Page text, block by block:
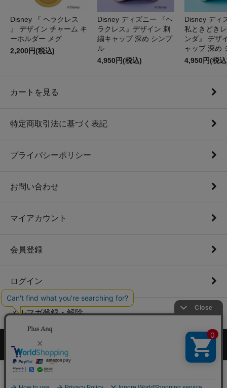
Disney 『 ヘラクレス
』 デザイン チャーム キ
ーホルダー メグ
2,200円(税込)
Disney ディズニー 『ヘ
ラクレス』デザイン 刺
繍キャップ 深め シンプ
ル
4,950円(税込)
Disney ディ
私ときどき
ンダ』 デザ
ャップ 深め
4,950円(税
カートを見る
特定商取引法に基づく表記
プライバシーポリシー
お問い合わせ
マイアカウント
会員登録
ログイン
メルマガ登録・解除
PC版表示に切り替える